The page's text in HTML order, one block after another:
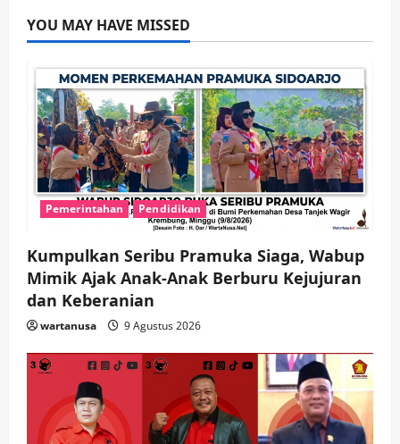
2
Pemerintahan
PANAS! Kalah Tender Proyek RSUD
Anugerah Utama Pertaruhkan
Jaminan Rp 100 Juta?
wartanusa 5 Agustus 2026
3
Olahraga
Adu Taktik di Atas Rumput Sintetis:
PWI dan Sapma PP Sidoarjo
Memanaskan Mesin Menuju Piala
Soccer
wartanusa 5 Agustus 2026
4
HOT NEWS: Ribuan Warga Wage
Tumplek Blek di Bazar Rakyat Jalan
Jambu, Borong Kuliner UMKM Sambil
Nonton Jaranan!
wartanusa
5
Keagamaan Pemerintahan
Pemkab Sidoarjo & Muhammadiyah
Sinergi Permudah Perizinan, Wakaf,
hingga Hibah
wartanusa 4 Agustus 2026
YOU MAY HAVE MISSED
Pemerintahan Pendidikan
Kumpulkan Seribu Pramuka Siaga, Wabup
Mimik Ajak Anak-Anak Berburu Kejujuran
dan Keberanian
wartanusa 9 Agustus 2026